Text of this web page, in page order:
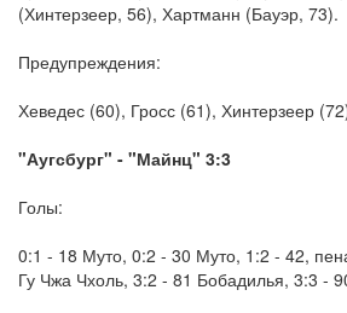
(Хинтерзеер, 56), Хартманн (Бауэр, 73).
Предупреждения:
Хеведес (60), Гросс (61), Хинтерзеер
"Аугсбург" - "Майнц" 3:3
Голы:
0:1 - 18 Муто, 0:2 - 30 Муто, 1:2 - 42,
Гу Чжа Чхоль, 3:2 - 81 Бобадилья, 3:3 -